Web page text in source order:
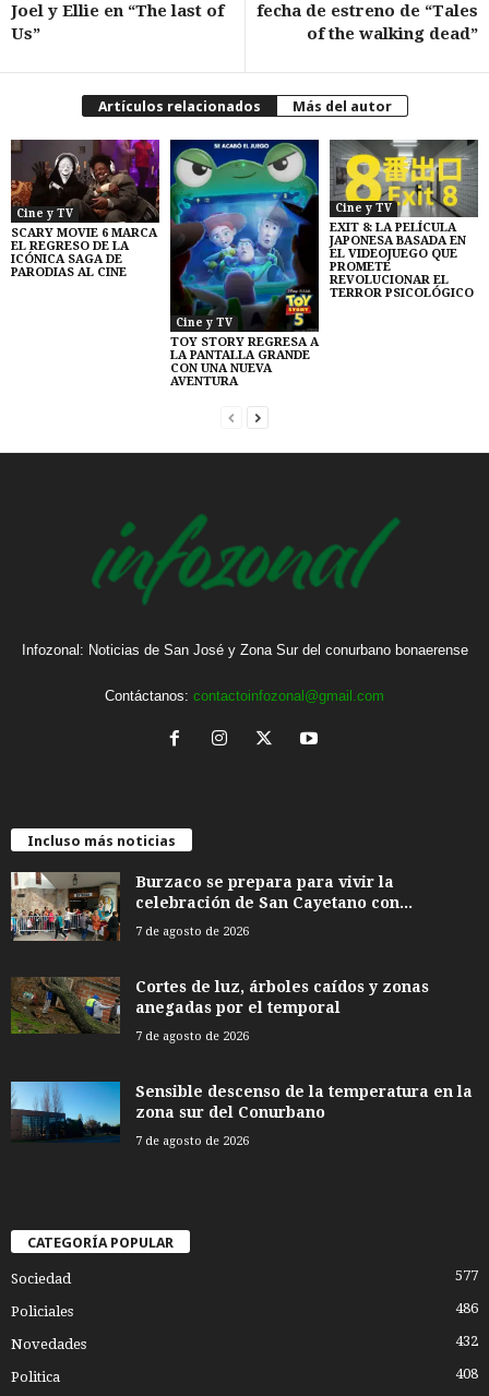
Joel y Ellie en “The last of
Us”
fecha de estreno de “Tales
of the walking dead”
Artículos relacionados Más del autor
Cine y TV
SCARY MOVIE 6 MARCA
EL REGRESO DE LA
ICÓNICA SAGA DE
PARODIAS AL CINE
Cine y TV
TOY STORY REGRESA A
LA PANTALLA GRANDE
CON UNA NUEVA
AVENTURA
Cine y TV
EXIT 8: LA PELÍCULA
JAPONESA BASADA EN
EL VIDEOJUEGO QUE
PROMETE
REVOLUCIONAR EL
TERROR PSICOLÓGICO
Infozonal: Noticias de San José y Zona Sur del conurbano bonaerense
Contáctanos: contactoinfozonal@gmail.com
Incluso más noticias
Burzaco se prepara para vivir la
celebración de San Cayetano con...
7 de agosto de 2026
Cortes de luz, árboles caídos y zonas
anegadas por el temporal
7 de agosto de 2026
Sensible descenso de la temperatura en la
zona sur del Conurbano
7 de agosto de 2026
CATEGORÍA POPULAR
Sociedad 577
Policiales 486
Novedades 432
Politica 408